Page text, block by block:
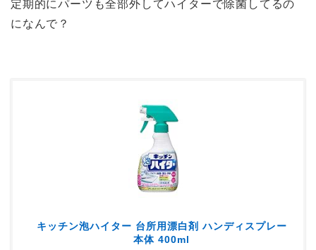
定期的にパーツも全部外してハイターで除菌してるの
になんで？
キッチン泡ハイター 台所用漂白剤 ハンディスプレー
本体 400ml